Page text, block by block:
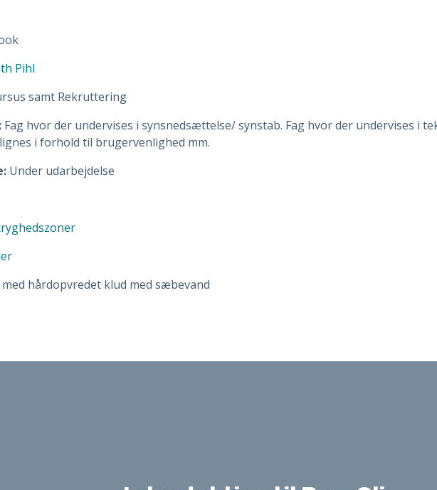
Pihl
samt Rekruttering
Fag hvor der undervises i synsnedsættelse/ synstab. Fag hvor der undervises i
i forhold til brugervenlighed mm.
Under udarbejdelse
hårdopvredet klud med sæbevand